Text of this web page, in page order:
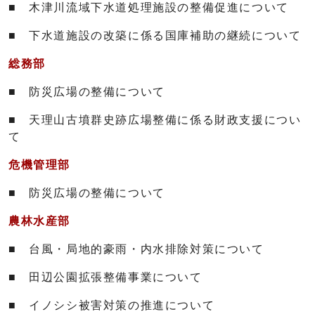
■ 木津川流域下水道処理施設の整備促進について
■ 下水道施設の改築に係る国庫補助の継続について
総務部
■ 防災広場の整備について
■ 天理山古墳群史跡広場整備に係る財政支援につい
て
危機管理部
■ 防災広場の整備について
農林水産部
■ 台風・局地的豪雨・内水排除対策について
■ 田辺公園拡張整備事業について
■ イノシシ被害対策の推進について